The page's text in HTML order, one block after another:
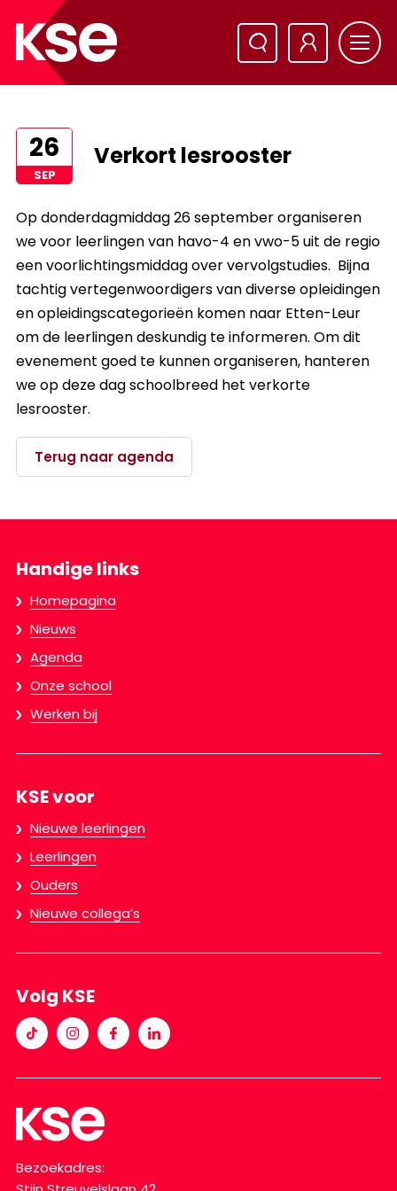
26
SEP
Verkort lesrooster
Op donderdagmiddag 26 september organiseren
we voor leerlingenvan havo-4 en vwo-5 uit de regio
een voorlichtingsmiddag over vervolgstudies. Bijna
tachtig vertegenwoordigers van diverse opleidingen
en opleidingscategorieën komen naar Etten-Leur
om de leerlingen deskundig te informeren. Om dit
evenement goed te kunnen organiseren, hanteren
we op deze dagschoolbreed het verkorte
lesrooster.
Terug naar agenda
Handige links
Homepagina
Nieuws
Agenda
Onze school
Werken bij
KSE voor
Nieuwe leerlingen
Leerlingen
Ouders
Nieuwe collega’s
Volg KSE
Bezoekadres: